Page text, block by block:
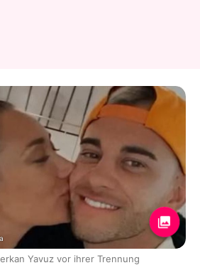
Yavuz vor ihrer Trennung